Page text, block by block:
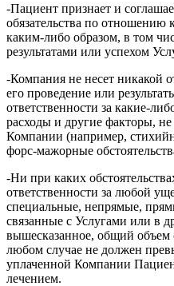
-Пациент признает и
обязательства по
каким-либо образом, в том
результатами или успехом
-Компания не несет никакой
его проведение или
ответственности за какие-
расходы и другие факторы,
Компании (например,
форс-мажорные
-Ни при каких
ответственности за любой
специальные, непрямые,
связанные с Услугами или в
вышесказанное, общий объем
любом случае не должен
уплаченной Компании
лечением.